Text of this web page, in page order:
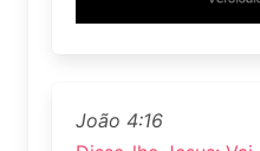
João 4:16